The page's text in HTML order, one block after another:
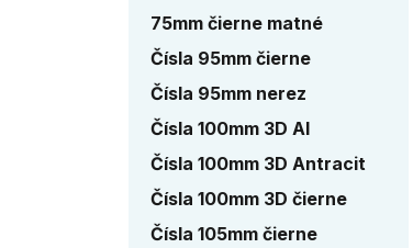
75mm čierne matné
Čísla 95mm čierne
Čísla 95mm nerez
Čísla 100mm 3D Al
Čísla 100mm 3D Antracit
Čísla 100mm 3D čierne
Čísla 105mm čierne